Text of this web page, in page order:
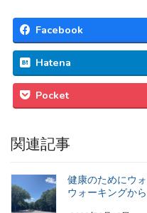
Facebook
Hatena
Pocket
関連記事
健康のためにウ
ウォーキングか